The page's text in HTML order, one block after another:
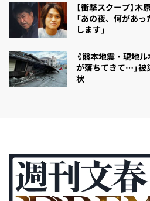
【衝撃スクープ】
「あの夜、何があ
します」
《熊本地震・現地ル
が落ちてきて…」被
状